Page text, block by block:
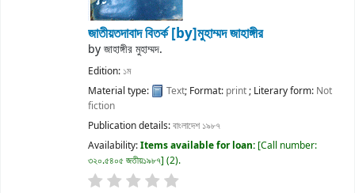
জাতীয়তদাবাদ বিতর্ক[by]মুহাম্মদ জাহাঙ্গীর
byজাহাঙ্গীর মুহাম্মদ.
Edition: ১ম
Material type:
Text; Format: print; Literary form: Not
fiction
Publication details:বাংলাদেশ ১৯৮৭
Availability:Items available for loan: Call number:
৩২০.৫৪০৫ জতীয়১৯৮৭ (2).